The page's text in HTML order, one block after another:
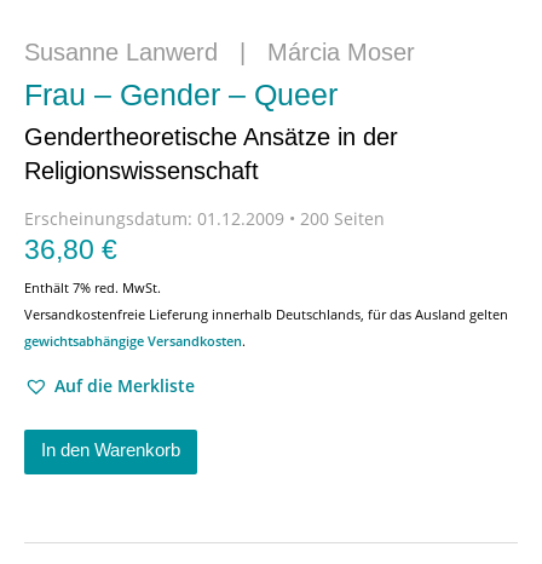
Susanne Lanwerd Márcia Moser
Frau – Gender – Queer
Gendertheoretische Ansätze in der
Religionswissenschaft
Erscheinungsdatum: 01.12.2009 • 200 Seiten
36,80 €
Enthält 7% red. MwSt.
Versandkostenfreie Lieferung innerhalb Deutschlands, für das Ausland gelten
gewichtsabhängige Versandkosten.
Auf die Merkliste
In den Warenkorb